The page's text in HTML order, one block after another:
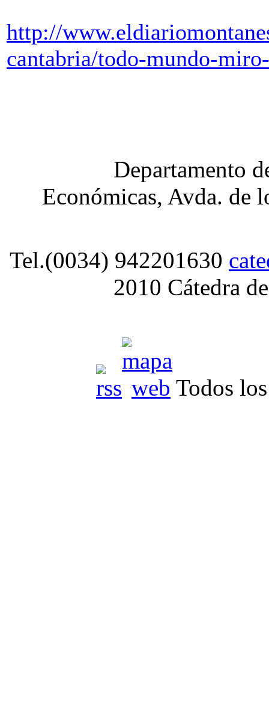
http://
cantabria/todo-mundo-
Departamento
Económicas, Avda. de
Tel.(0034) 942201630
2010 Cátedra
Todos